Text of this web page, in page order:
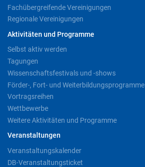
Fachübergreifende Vereinigungen
Regionale Vereinigungen
Aktivitäten und Programme
Selbst aktiv werden
Tagungen
Wissenschaftsfestivals und -shows
Förder-, Fort- und Weiterbildungsprogramme
Vortragsreihen
Wettbewerbe
Weitere Aktivitäten und Programme
Veranstaltungen
Veranstaltungskalender
DB-Veranstaltungsticket